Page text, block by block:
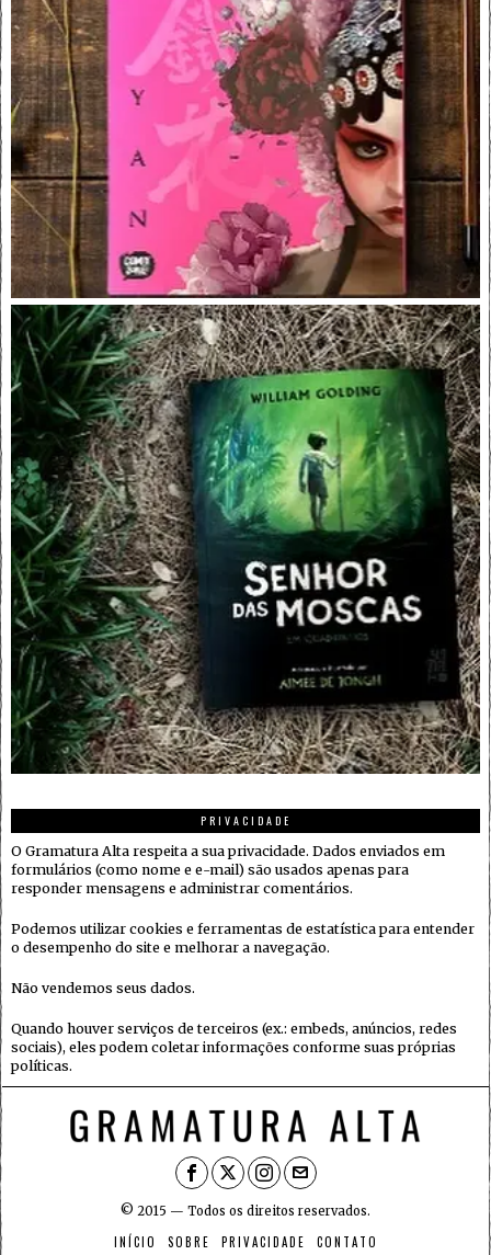
PRIVACIDADE
O Gramatura Alta respeita a sua privacidade. Dados enviados em
formulários (como nome e e-mail) são usados apenas para
responder mensagens e administrar comentários.
Podemos utilizar cookies e ferramentas de estatística para entender
o desempenho do site e melhorar a navegação.
Não vendemos seus dados.
Quando houver serviços de terceiros (ex.: embeds, anúncios, redes
sociais), eles podem coletar informações conforme suas próprias
políticas.
© 2015 — Todos os direitos reservados.
INÍCIO SOBRE PRIVACIDADE CONTATO